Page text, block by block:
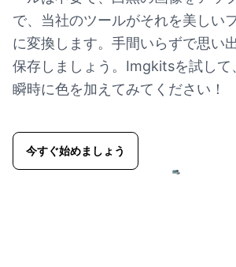
で、当社のツールがそれを美しい
に変換します。手間いらずで思い
保存しましょう。Imgkitsを試して
瞬時に色を加えてみてください！
今すぐ始めましょう